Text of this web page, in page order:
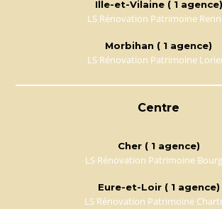
Ille-et-Vilaine ( 1 agence)
LS Rénovation Patrimoine
Morbihan ( 1 agence)
LS Rénovation Patrimoine
Centre
Cher ( 1 agence)
LS Rénovation Patrimoine
Eure-et-Loir ( 1 agence)
LS Rénovation Patrimoine